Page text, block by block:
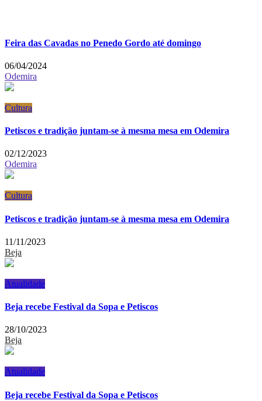
Feira das Cavadas no Penedo Gordo até domingo
06/04/2024
Odemira
Cultura
Petiscos e tradição juntam-se à mesma mesa em Odemira
02/12/2023
Odemira
Cultura
Petiscos e tradição juntam-se à mesma mesa em Odemira
11/11/2023
Beja
Atualidade
Beja recebe Festival da Sopa e Petiscos
28/10/2023
Beja
Atualidade
Beja recebe Festival da Sopa e Petiscos